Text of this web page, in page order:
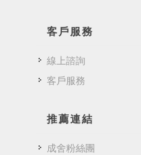
客戶服務
線上諮詢
客戶服務
推薦連結
成舍粉絲團